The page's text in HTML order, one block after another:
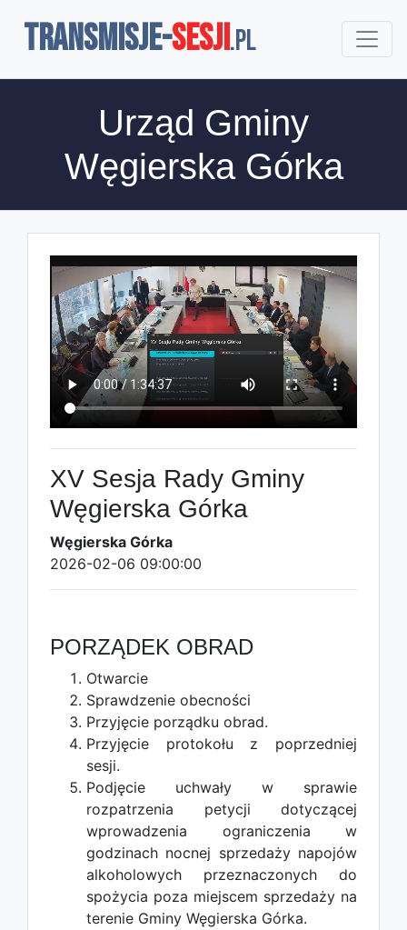
TRANSMISJE-SESJI.pl
Urząd Gminy
Węgierska Górka
XV Sesja Rady Gminy
Węgierska Górka
Węgierska Górka
2026-02-06 09:00:00
PORZĄDEK OBRAD
Otwarcie
Sprawdzenie obecności
Przyjęcie porządku obrad.
Przyjęcie protokołu z poprzedniej
sesji.
Podjęcie uchwały w sprawie
rozpatrzenia petycji dotyczącej
wprowadzenia ograniczenia w
godzinach nocnej sprzedaży napojów
alkoholowych przeznaczonych do
spożycia poza miejscem sprzedaży na
terenie Gminy Węgierska Górka.